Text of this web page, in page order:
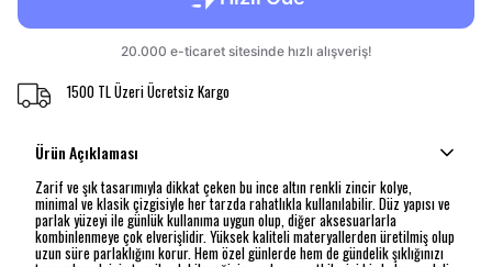
1500 TL Üzeri Ücretsiz Kargo
Ürün Açıklaması
Zarif ve şık tasarımıyla dikkat çeken bu ince altın renkli zincir kolye,
minimal ve klasik çizgisiyle her tarzda rahatlıkla kullanılabilir. Düz yapısı ve
parlak yüzeyi ile günlük kullanıma uygun olup, diğer aksesuarlarla
kombinlenmeye çok elverişlidir. Yüksek kaliteli materyallerden üretilmiş olup
uzun süre parlaklığını korur. Hem özel günlerde hem de gündelik şıklığınızı